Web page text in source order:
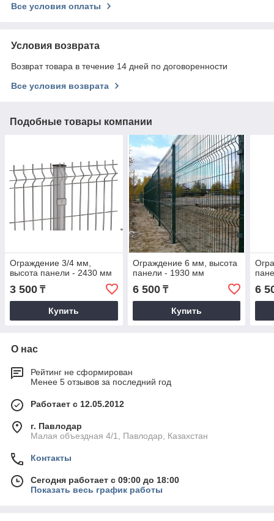
Все условия оплаты
Условия возврата
Возврат товара в течение 14 дней по договоренности
Все условия возврата
Подобные товары компании
Ограждение 3/4 мм,
высота панели - 2430 мм
3 500 ₸
Купить
Ограждение 6 мм, высота
панели - 1930 мм
6 500₸
Купить
6
О нас
Рейтинг не сформирован
Менее 5 отзывов за последний год
Работает с 12.05.2012
г. Павлодар
Малая объездная 4/1, Павлодар, Казахстан
Контакты
Сегодня работает с 09:00 до 18:00
Показать весь график работы